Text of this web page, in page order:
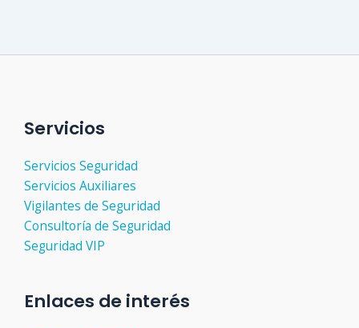
Servicios
Servicios Seguridad
Servicios Auxiliares
Vigilantes de Seguridad
Consultoría de Seguridad
Seguridad VIP
Enlaces de interés